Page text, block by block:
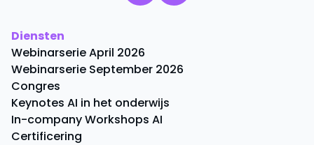
Diensten
Webinarserie April 2026
Webinarserie September 2026
Congres
Keynotes AI in het onderwijs
In-company Workshops AI
Certificering